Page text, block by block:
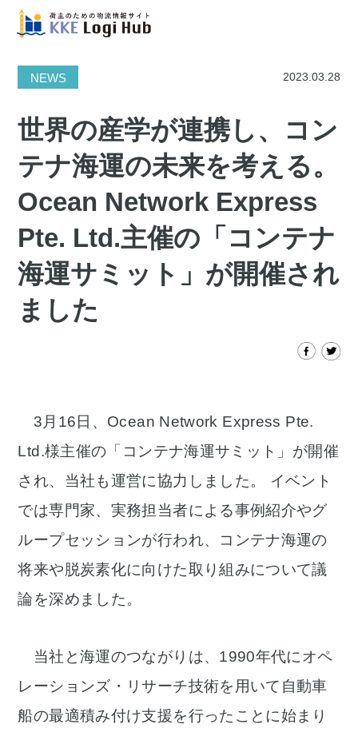
NEWS 2023.03.28
世界の産学が連携し、コン
テナ海運の未来を考える。
Ocean Network Express
Pte. Ltd.主催の「コンテナ
海運サミット」が開催され
ました
3月16日、Ocean Network Express Pte.
Ltd.様主催の「コンテナ海運サミット」が開催
され、当社も運営に協力しました。 イベント
では専門家、実務担当者による事例紹介やグ
ループセッションが行われ、コンテナ海運の
将来や脱炭素化に向けた取り組みについて議
論を深めました。
当社と海運のつながりは、1990年代にオペ
レーションズ・リサーチ技術を用いて自動車
船の最適積み付け支援を行ったことに始まり